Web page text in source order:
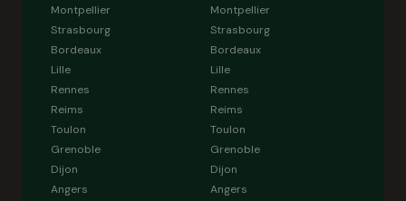
Montpellier
Strasbourg
Bordeaux
Lille
Rennes
Reims
Toulon
Grenoble
Dijon
Angers
Montpellier
Strasbourg
Bordeaux
Lille
Rennes
Reims
Toulon
Grenoble
Dijon
Angers